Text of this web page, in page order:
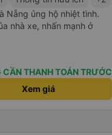
Nẵng ủng hộ nhiệt tình.
nhà xe, nhấn mạnh ở
CẦN THANH TOÁN TRƯỚC
Xem giá